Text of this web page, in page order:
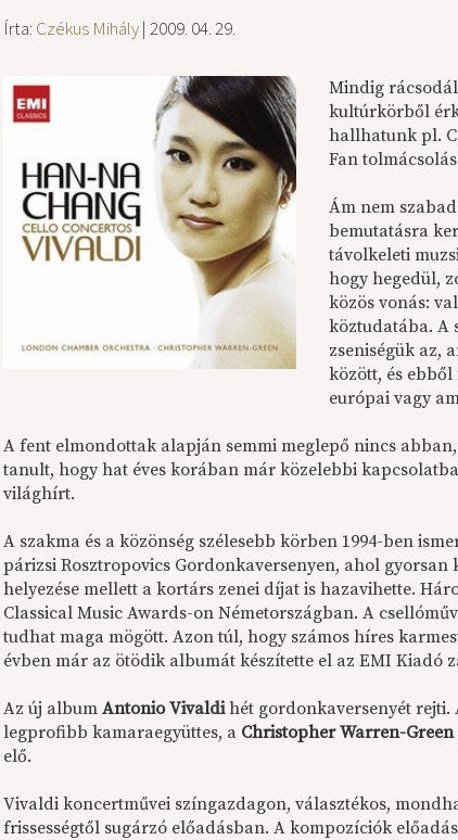
Írta: Czékus Mihály| 2009. 04. 29.
Mindig
kultúrkörből
hallhatunk pl.
Fan
Ám nem
bemutatásra
távolkeleti
hogy hegedül,
közös vonás:
köztudatába. A
zseniségük az,
között, és
európai vagy
A fent elmondottak alapján semmi meglepő nincs
tanult, hogy hat éves korában már közelebbi
világhírt.
A szakma és a közönség szélesebb körben 1994-ben
párizsi Rosztropovics Gordonkaversenyen, ahol
helyezése mellett a kortárs zenei díjat is hazavihette.
Classical Music Awards-on Németországban. A
tudhat maga mögött. Azon túl, hogy számos híres
évben már az ötödik albumát készítette el az EMI Kiadó
Az új albumAntonio Vivaldihét gordonkaversenyét rejti.
legprofibb kamaraegyüttes, a Christopher Warren-Green
elő.
Vivaldi koncertművei színgazdagon, választékos,
frissességtől sugárzó előadásban. A kompozíciók